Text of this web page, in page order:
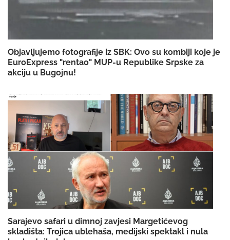
Objavljujemo fotografije iz SBK: Ovo su kombiji koje je
EuroExpress "rentao" MUP-u Republike Srpske za
akciju u Bugojnu!
Sarajevo safari u dimnoj zavjesi Margetićevog
skladišta: Trojica ublehaša, medijski spektakl i nula